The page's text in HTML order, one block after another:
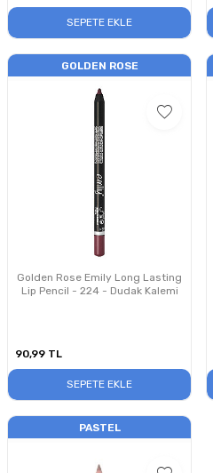
SEPETE EKLE
GOLDEN ROSE
Golden Rose Emily Long Lasting
Lip Pencil - 224 - Dudak Kalemi
90,99 TL
SEPETE EKLE
PASTEL